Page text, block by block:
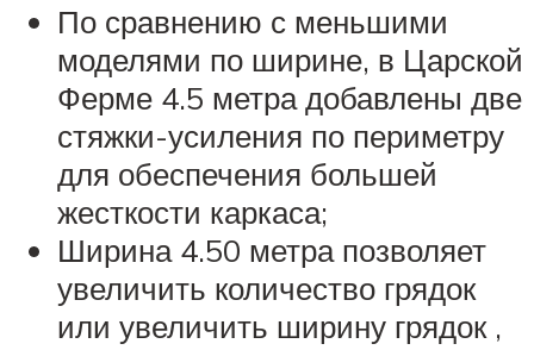
По сравнению с меньшими
моделями по ширине, в Царской
Ферме 4.5 метра добавлены две
стяжки-усиления по периметру
для обеспечения большей
жесткости каркаса;
Ширина 4.50 метра позволяет
увеличить количество грядок
или увеличить ширину грядок ,